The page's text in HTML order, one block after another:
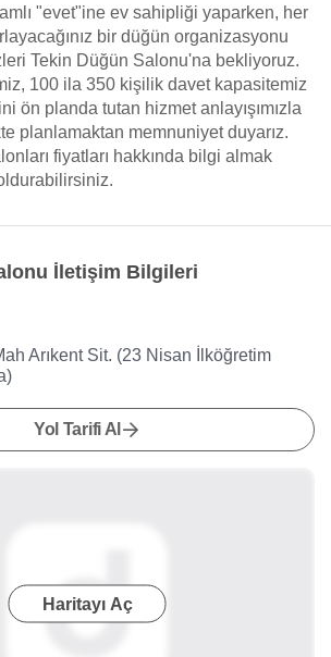
"evet"ine ev sahipliği yaparken, her
bir düğün organizasyonu
Tekin Düğün Salonu'na bekliyoruz.
100 ila 350 kişilik davet kapasitemiz
ön planda tutan hizmet anlayışımızla
planlamaktan memnuniyet duyarız.
fiyatları hakkında bilgi almak
İletişim Bilgileri
Arıkent Sit. (23 Nisan İlköğretim
Yol Tarifi Al
Haritayı Aç